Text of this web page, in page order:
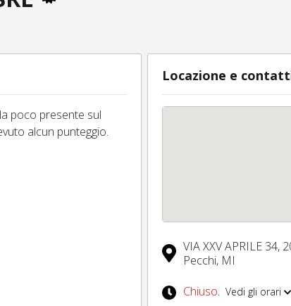
poco presente sul
alcun punteggio.
Locazione e
VIA XXV APRILE 34,
Pecchi, MI
Chiuso. Vedi gli orari